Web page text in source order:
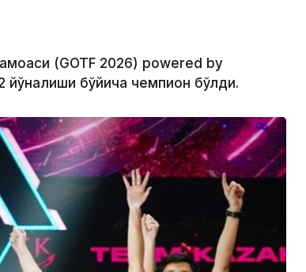
(GOTF 2026) powered by
йўналиши бўйича чемпион бўлди.